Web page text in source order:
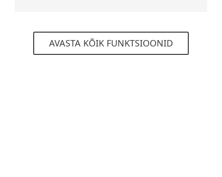
AVASTA KÕIK FUNKTSIOONID